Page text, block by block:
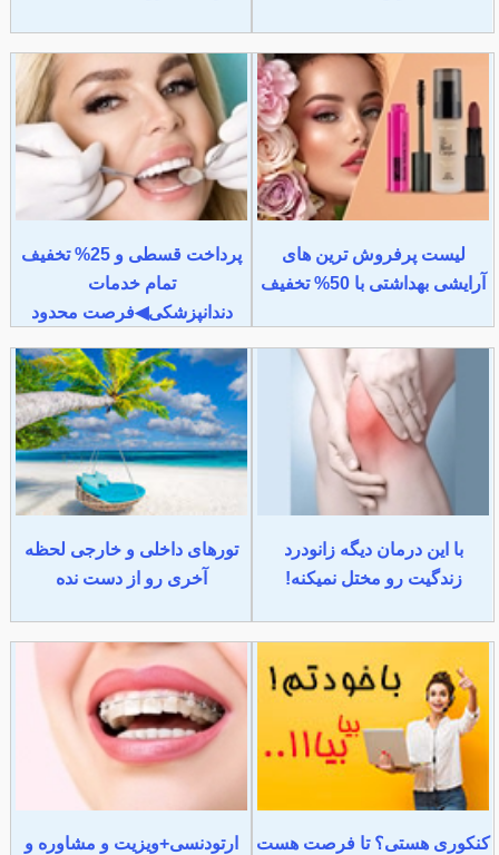
لیست پرفروش ترین های
آرایشی بهداشتی با 50% تخفیف
پرداخت قسطی و 25% تخفیف
تمام خدمات
دندانپزشکی◀فرصت محدود
با این درمان دیگه زانودرد
زندگیت رو مختل نمیکنه!
تورهای داخلی و خارجی لحظه
آخری رو از دست نده
کنکوری هستی؟ تا فرصت هست
ارتودنسی+ویزیت و مشاوره و